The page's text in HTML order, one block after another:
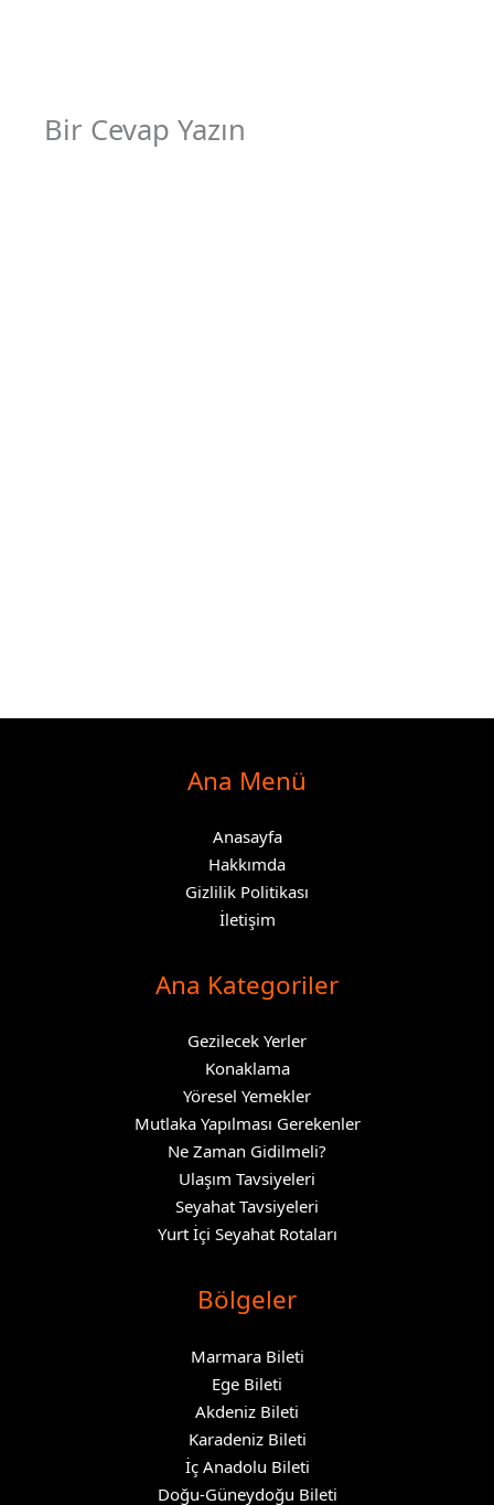
Bir Cevap Yazın
Ana Menü
Anasayfa
Hakkımda
Gizlilik Politikası
İletişim
Ana Kategoriler
Gezilecek Yerler
Konaklama
Yöresel Yemekler
Mutlaka Yapılması Gerekenler
Ne Zaman Gidilmeli?
Ulaşım Tavsiyeleri
Seyahat Tavsiyeleri
Yurt İçi Seyahat Rotaları
Bölgeler
Marmara Bileti
Ege Bileti
Akdeniz Bileti
Karadeniz Bileti
İç Anadolu Bileti
Doğu-Güneydoğu Bileti